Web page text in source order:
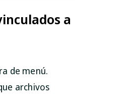
a
de menú.
archivos